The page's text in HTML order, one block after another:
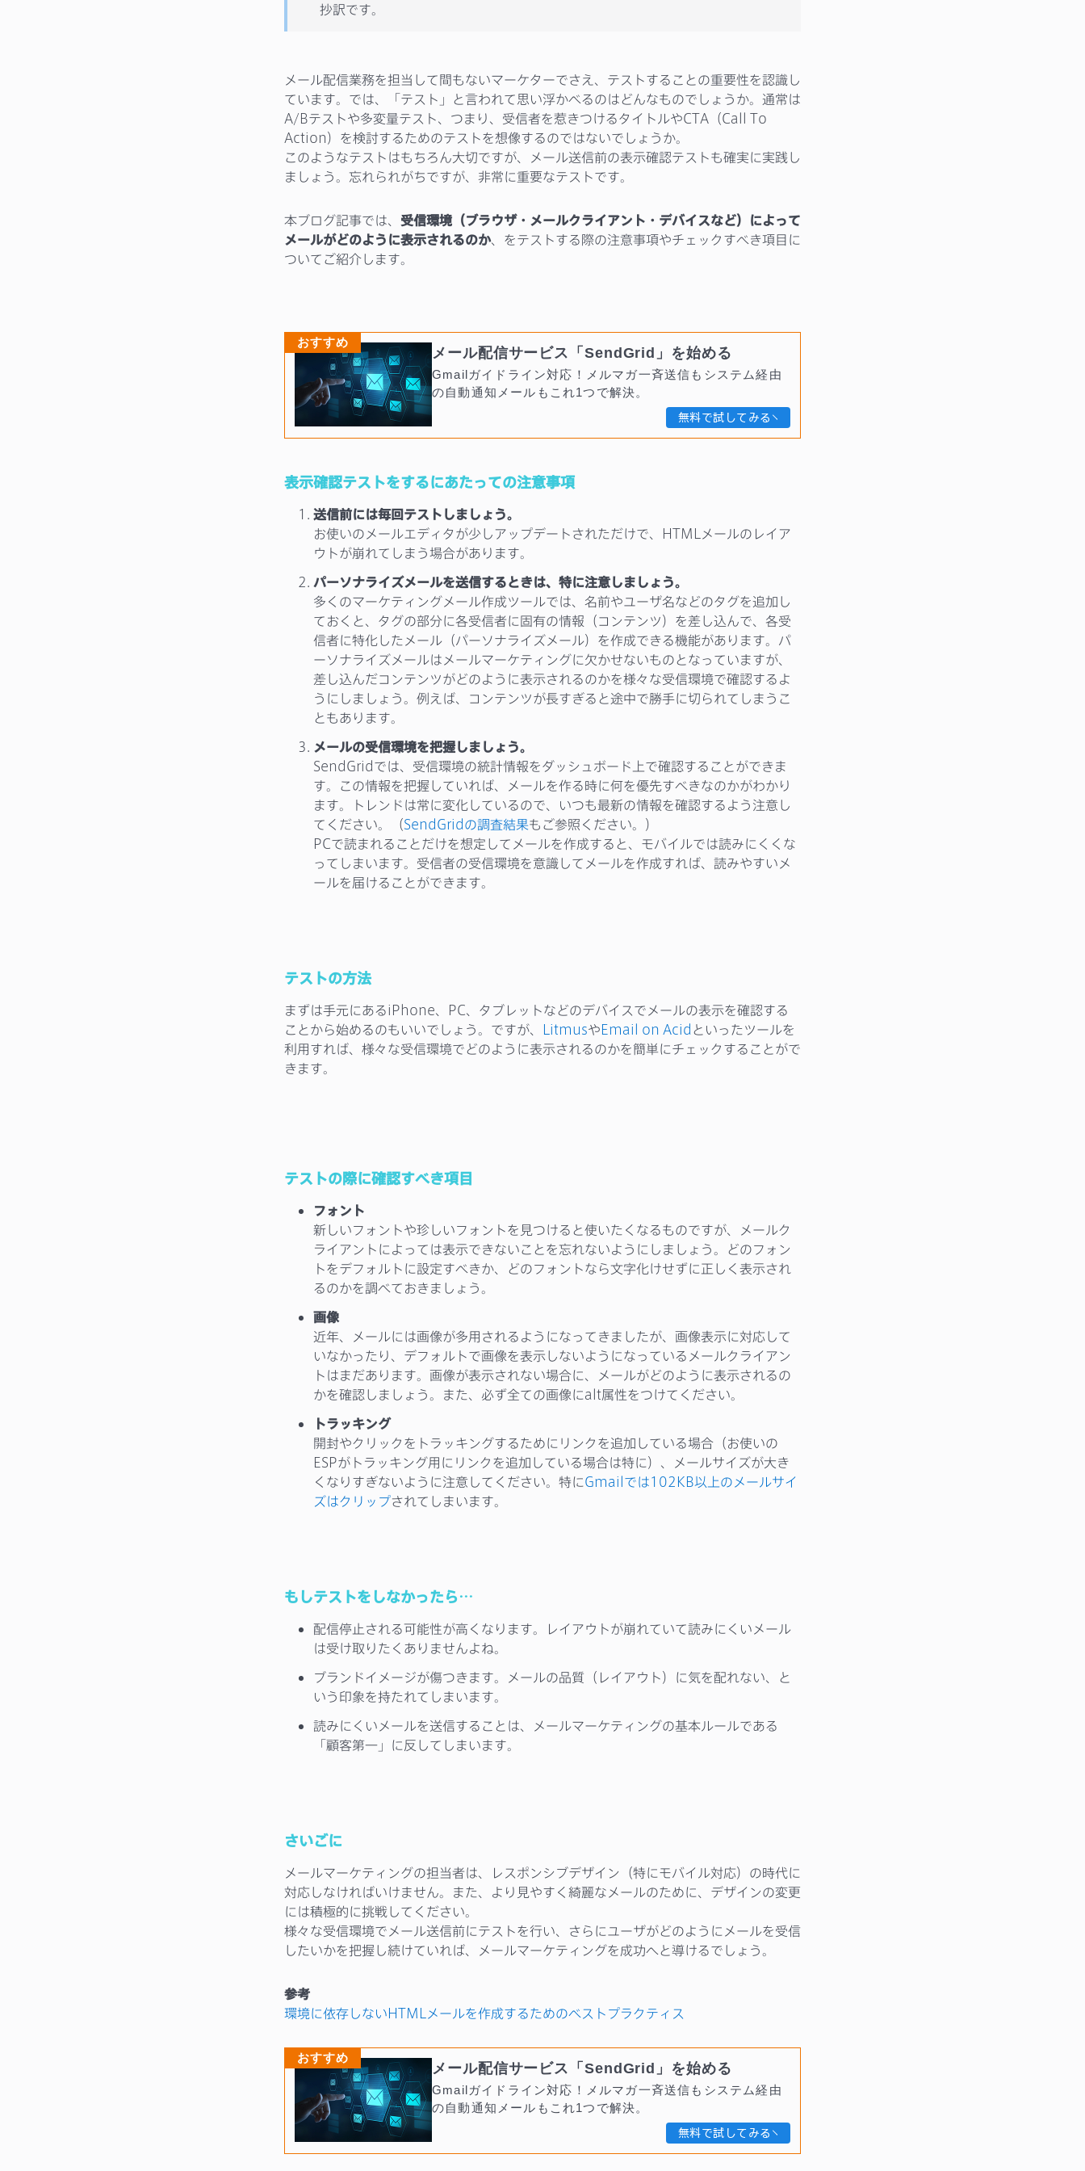
抄訳です。
メール配信業務を担当して間もないマーケターでさえ、テストすることの重要性を認識し
ています。では、「テスト」と言われて思い浮かべるのはどんなものでしょうか。通常は
A/Bテストや多変量テスト、つまり、受信者を惹きつけるタイトルやCTA（Call To
Action）を検討するためのテストを想像するのではないでしょうか。
このようなテストはもちろん大切ですが、メール送信前の表示確認テストも確実に実践し
ましょう。忘れられがちですが、非常に重要なテストです。
本ブログ記事では、 受信環境（ブラウザ・メールクライアント・デバイスなど）によって
メールがどのように表示されるのか、をテストする際の注意事項やチェックすべき項目に
ついてご紹介します。
おすすめ
メール配信サービス「SendGrid」を始める
Gmailガイドライン対応！メルマガ一斉送信もシステム経由
の自動通知メールもこれ1つで解決。
無料で試してみる
表示確認テストをするにあたっての注意事項
送信前には毎回テストしましょう。
お使いのメールエディタが少しアップデートされただけで、HTMLメールのレイア
ウトが崩れてしまう場合があります。
パーソナライズメールを送信するときは、特に注意しましょう。
多くのマーケティングメール作成ツールでは、名前やユーザ名などのタグを追加し
ておくと、タグの部分に各受信者に固有の情報（コンテンツ）を差し込んで、各受
信者に特化したメール（パーソナライズメール）を作成できる機能があります。パ
ーソナライズメールはメールマーケティングに欠かせないものとなっていますが、
差し込んだコンテンツがどのように表示されるのかを様々な受信環境で確認するよ
うにしましょう。例えば、コンテンツが長すぎると途中で勝手に切られてしまうこ
ともあります。
メールの受信環境を把握しましょう。
SendGridでは、受信環境の統計情報をダッシュボード上で確認することができま
す。この情報を把握していれば、メールを作る時に何を優先すべきなのかがわかり
ます。トレンドは常に変化しているので、いつも最新の情報を確認するよう注意し
てください。（SendGridの調査結果もご参照ください。）
PCで読まれることだけを想定してメールを作成すると、モバイルでは読みにくくな
ってしまいます。受信者の受信環境を意識してメールを作成すれば、読みやすいメ
ールを届けることができます。
テストの方法
まずは手元にあるiPhone、PC、タブレットなどのデバイスでメールの表示を確認する
ことから始めるのもいいでしょう。ですが、 LitmusやEmail on Acidといったツールを
利用すれば、様々な受信環境でどのように表示されるのかを簡単にチェックすることがで
きます。
テストの際に確認すべき項目
フォント
新しいフォントや珍しいフォントを見つけると使いたくなるものですが、メールク
ライアントによっては表示できないことを忘れないようにしましょう。どのフォン
トをデフォルトに設定すべきか、どのフォントなら文字化けせずに正しく表示され
るのかを調べておきましょう。
画像
近年、メールには画像が多用されるようになってきましたが、画像表示に対応して
いなかったり、デフォルトで画像を表示しないようになっているメールクライアン
トはまだあります。画像が表示されない場合に、メールがどのように表示されるの
かを確認しましょう。また、必ず全ての画像にalt属性をつけてください。
トラッキング
開封やクリックをトラッキングするためにリンクを追加している場合（お使いの
ESPがトラッキング用にリンクを追加している場合は特に）、メールサイズが大き
くなりすぎないように注意してください。特にGmailでは102KB以上のメールサイ
ズはクリップされてしまいます。
もしテストをしなかったら…
配信停止される可能性が高くなります。レイアウトが崩れていて読みにくいメール
は受け取りたくありませんよね。
ブランドイメージが傷つきます。メールの品質（レイアウト）に気を配れない、と
いう印象を持たれてしまいます。
読みにくいメールを送信することは、メールマーケティングの基本ルールである
「顧客第一」に反してしまいます。
さいごに
メールマーケティングの担当者は、レスポンシブデザイン（特にモバイル対応）の時代に
対応しなければいけません。また、より見やすく綺麗なメールのために、デザインの変更
には積極的に挑戦してください。
様々な受信環境でメール送信前にテストを行い、さらにユーザがどのようにメールを受信
したいかを把握し続けていれば、メールマーケティングを成功へと導けるでしょう。
参考
環境に依存しないHTMLメールを作成するためのベストプラクティス
おすすめ
メール配信サービス「SendGrid」を始める
Gmailガイドライン対応！メルマガ一斉送信もシステム経由
の自動通知メールもこれ1つで解決。
無料で試してみる